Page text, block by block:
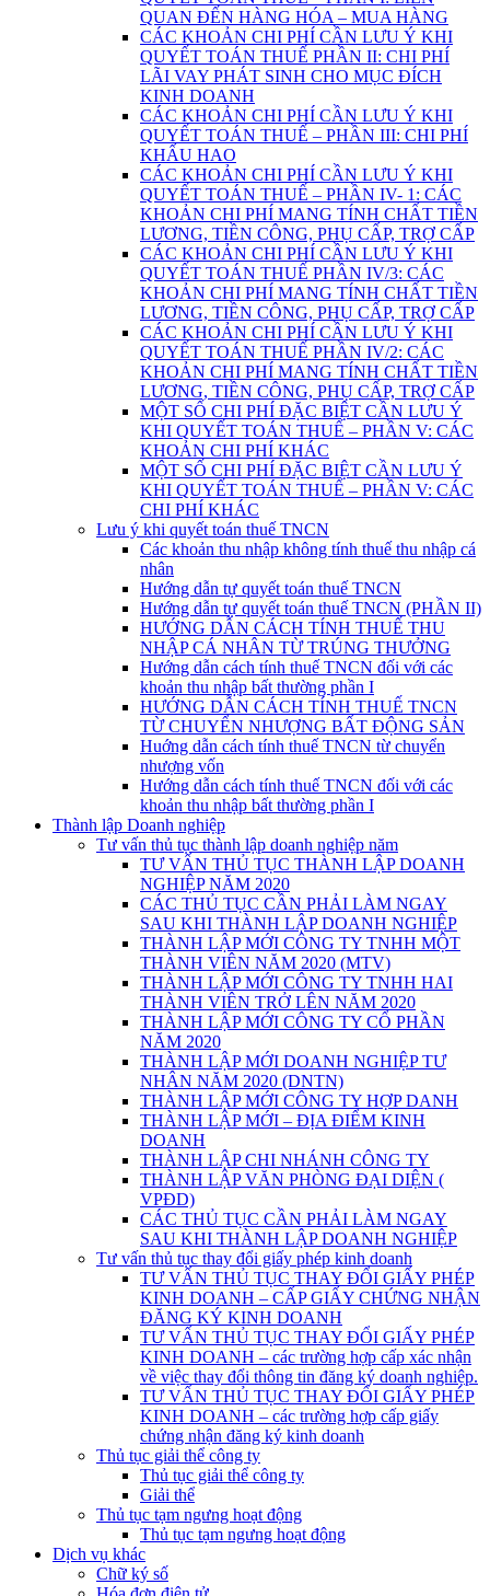
QUAN ĐẾN HÀNG HÓA – MUA HÀNG
CÁC KHOẢN CHI PHÍ CẦN LƯU Ý KHI
QUYẾT TOÁN THUẾ PHẦN II: CHI PHÍ
LÃI VAY PHÁT SINH CHO MỤC ĐÍCH
KINH DOANH
CÁC KHOẢN CHI PHÍ CẦN LƯU Ý KHI
QUYẾT TOÁN THUẾ – PHẦN III: CHI PHÍ
KHẤU HAO
CÁC KHOẢN CHI PHÍ CẦN LƯU Ý KHI
QUYẾT TOÁN THUẾ – PHẦN IV- 1: CÁC
KHOẢN CHI PHÍ MANG TÍNH CHẤT TIỀN
LƯƠNG, TIỀN CÔNG, PHỤ CẤP, TRỢ CẤP
CÁC KHOẢN CHI PHÍ CẦN LƯU Ý KHI
QUYẾT TOÁN THUẾ PHẦN IV/3: CÁC
KHOẢN CHI PHÍ MANG TÍNH CHẤT TIỀN
LƯƠNG, TIỀN CÔNG, PHỤ CẤP, TRỢ CẤP
CÁC KHOẢN CHI PHÍ CẦN LƯU Ý KHI
QUYẾT TOÁN THUẾ PHẦN IV/2: CÁC
KHOẢN CHI PHÍ MANG TÍNH CHẤT TIỀN
LƯƠNG, TIỀN CÔNG, PHỤ CẤP, TRỢ CẤP
MỘT SỐ CHI PHÍ ĐẶC BIỆT CẦN LƯU Ý
KHI QUYẾT TOÁN THUẾ – PHẦN V: CÁC
KHOẢN CHI PHÍ KHÁC
MỘT SỐ CHI PHÍ ĐẶC BIỆT CẦN LƯU Ý
KHI QUYẾT TOÁN THUẾ – PHẦN V: CÁC
CHI PHÍ KHÁC
Lưu ý khi quyết toán thuế TNCN
Các khoản thu nhập không tính thuế thu nhập cá
nhân
Hướng dẫn tự quyết toán thuế TNCN
Hướng dẫn tự quyết toán thuế TNCN (PHẦN II)
HƯỚNG DẪN CÁCH TÍNH THUẾ THU
NHẬP CÁ NHÂN TỪ TRÚNG THƯỞNG
Hướng dẫn cách tính thuế TNCN đối với các
khoản thu nhập bất thường phần I
HƯỚNG DẪN CÁCH TÍNH THUẾ TNCN
TỪ CHUYỂN NHƯỢNG BẤT ĐỘNG SẢN
Huớng dẫn cách tính thuế TNCN từ chuyển
nhượng vốn
Hướng dẫn cách tính thuế TNCN đối với các
khoản thu nhập bất thường phần I
Thành lập Doanh nghiệp
Tư vấn thủ tục thành lập doanh nghiệp năm
TƯ VẤN THỦ TỤC THÀNH LẬP DOANH
NGHIỆP NĂM 2020
CÁC THỦ TỤC CẦN PHẢI LÀM NGAY
SAU KHI THÀNH LẬP DOANH NGHIỆP
THÀNH LẬP MỚI CÔNG TY TNHH MỘT
THÀNH VIÊN NĂM 2020 (MTV)
THÀNH LẬP MỚI CÔNG TY TNHH HAI
THÀNH VIÊN TRỞ LÊN NĂM 2020
THÀNH LẬP MỚI CÔNG TY CỔ PHẦN
NĂM 2020
THÀNH LẬP MỚI DOANH NGHIỆP TƯ
NHÂN NĂM 2020 (DNTN)
THÀNH LẬP MỚI CÔNG TY HỢP DANH
THÀNH LẬP MỚI – ĐỊA ĐIỂM KINH
DOANH
THÀNH LẬP CHI NHÁNH CÔNG TY
THÀNH LẬP VĂN PHÒNG ĐẠI DIỆN (
VPĐD)
CÁC THỦ TỤC CẦN PHẢI LÀM NGAY
SAU KHI THÀNH LẬP DOANH NGHIỆP
Tư vấn thủ tục thay đổi giấy phép kinh doanh
TƯ VẤN THỦ TỤC THAY ĐỔI GIẤY PHÉP
KINH DOANH – CẤP GIẤY CHỨNG NHẬN
ĐĂNG KÝ KINH DOANH
TƯ VẤN THỦ TỤC THAY ĐỔI GIẤY PHÉP
KINH DOANH – các trường hợp cấp xác nhận
về việc thay đổi thông tin đăng ký doanh nghiệp.
TƯ VẤN THỦ TỤC THAY ĐỔI GIẤY PHÉP
KINH DOANH – các trường hợp cấp giấy
chứng nhận đăng ký kinh doanh
Thủ tục giải thể công ty
Thủ tục giải thể công ty
Giải thể
Thủ tục tạm ngưng hoạt động
Thủ tục tạm ngưng hoạt động
Dịch vụ khác
Chữ ký số